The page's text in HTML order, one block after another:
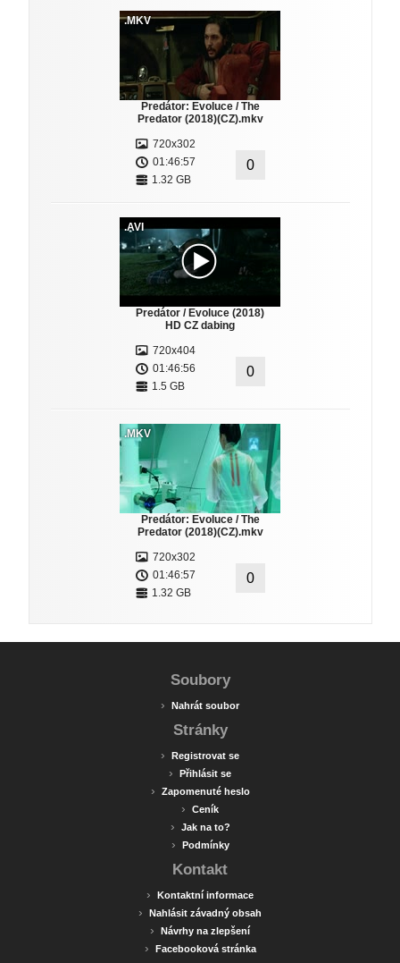
.MKV
Predátor: Evoluce / The
Predator (2018)(CZ).mkv
720x302
01:46:57
1.32 GB
0
.AVI
Predátor / Evoluce (2018)
HD CZ dabing
720x404
01:46:56
1.5 GB
0
.MKV
Predátor: Evoluce / The
Predator (2018)(CZ).mkv
720x302
01:46:57
1.32 GB
0
Soubory
› Nahrát soubor
Stránky
› Registrovat se
› Přihlásit se
› Zapomenuté heslo
› Ceník
› Jak na to?
› Podmínky
Kontakt
› Kontaktní informace
› Nahlásit závadný obsah
› Návrhy na zlepšení
› Facebooková stránka